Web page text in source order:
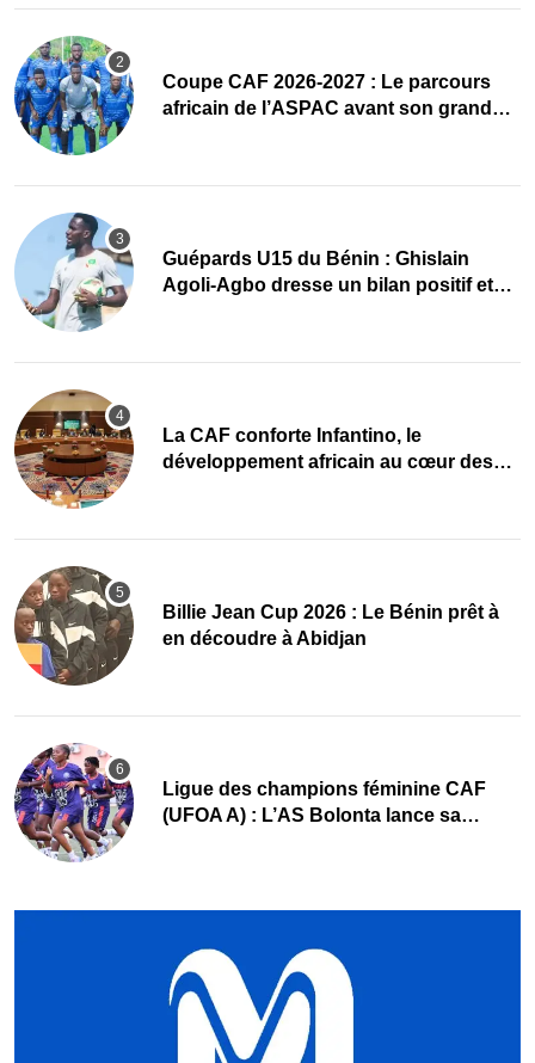
Coupe CAF 2026-2027 : Le parcours
africain de l’ASPAC avant son grand
Guépards U15 du Bénin : Ghislain
Agoli-Agbo dresse un bilan positif et
La CAF conforte Infantino, le
développement africain au cœur des
Billie Jean Cup 2026 : Le Bénin prêt à
en découdre à Abidjan
Ligue des champions féminine CAF
(UFOA A) : L’AS Bolonta lance sa